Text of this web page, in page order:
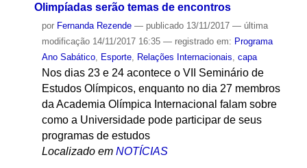
Olimpíadas serão temas de encontros
por Fernanda Rezende — publicado13/11/2017 — última
modificação14/11/2017 16:35 — registrado em: Programa
Ano Sabático, Esporte, Relações Internacionais, capa
Nos dias 23 e 24 acontece o VII Seminário de
Estudos Olímpicos, enquanto no dia 27 membros
da Academia Olímpica Internacional falam sobre
como a Universidade pode participar de seus
programas de estudos
Localizado em NOTÍCIAS